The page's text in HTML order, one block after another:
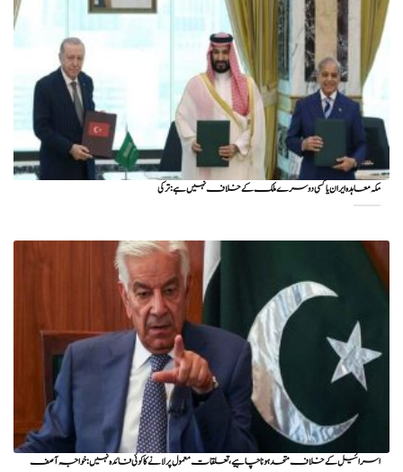
مکہ معاہدہ ایران یا کسی دوسرے ملک کے خلاف نہیں ہے: ترکی
اسرائیل کے خلاف متحد ہونا چاہیے، تعلقات معمول پر لانے کا کوئی فائدہ نہیں: خواجہ آصف